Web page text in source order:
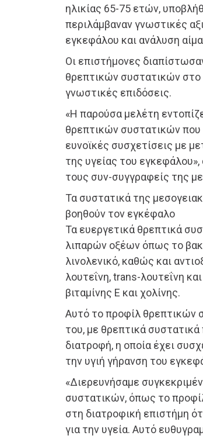
ηλικίας 65-75 ετών,
περιλάμβαναν γνωστικές
εγκεφάλου και ανάλυση
Οι επιστήμονες
θρεπτικών συστατικών στο
γνωστικές επιδόσεις.
«Η παρούσα μελέτη
θρεπτικών συστατικών που
ευνοϊκές συσχετίσεις με
της υγείας του
τους συν-συγγραφείς της
Τα συστατικά της
βοηθούν τον εγκέφαλο
Τα ευεργετικά θρεπτικά
λιπαρών οξέων όπως το
λινολενικό, καθώς και
λουτεΐνη, trans-λουτεΐνη
βιταμίνης Ε και χολίνης.
Αυτό το προφίλ θρεπτικών
του, με θρεπτικά
διατροφή, η οποία έχει
την υγιή γήρανση του
«Διερευνήσαμε
συστατικών, όπως το
στη διατροφική επιστήμη
για την υγεία. Αυτό